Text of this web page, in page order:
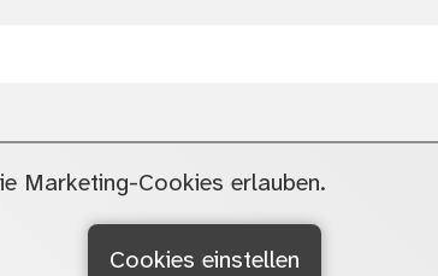
Marketing-Cookies erlauben.
Cookies einstellen